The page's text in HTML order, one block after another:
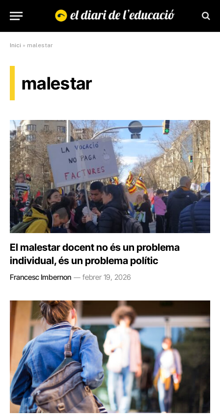
Inici » malestar
malestar
El malestar docent no és un problema
individual, és un problema polític
Francesc Imbernon febrer 19, 2026